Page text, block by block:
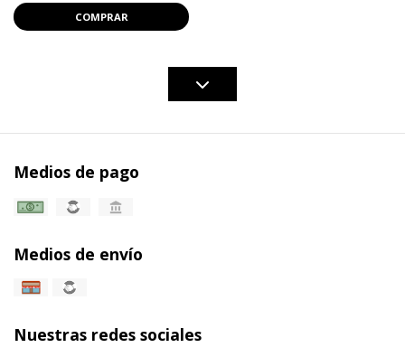
COMPRAR
Medios de pago
Medios de envío
Nuestras redes sociales